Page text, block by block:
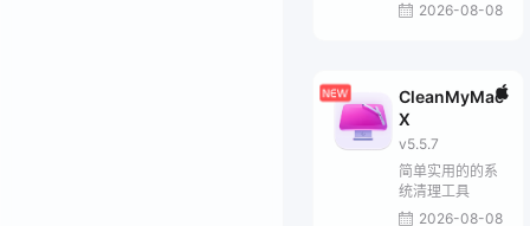
2026-08-08
CleanMyMac
X
v5.5.7
简单实用的的系
统清理工具
2026-08-08